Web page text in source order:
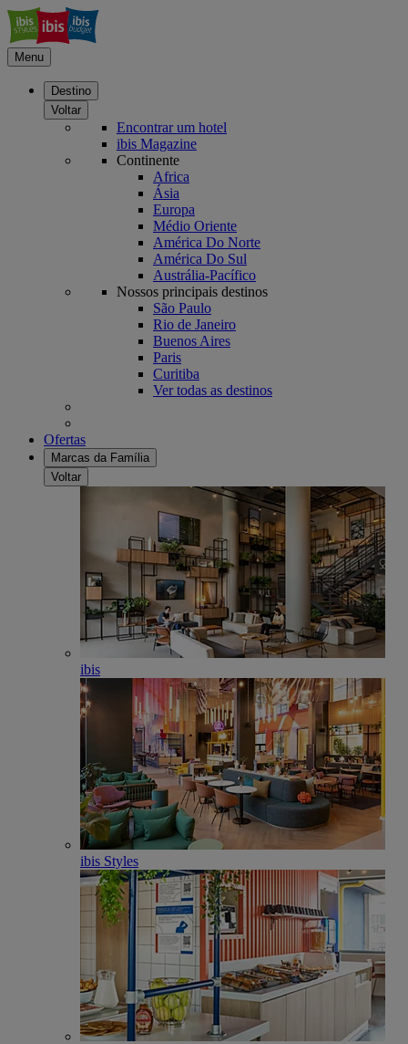
Menu
Destino
Voltar
Encontrar um hotel
ibis Magazine
Continente
Africa
Ásia
Europa
Médio Oriente
América Do Norte
América Do Sul
Austrália-Pacífico
Nossos principais destinos
São Paulo
Rio de Janeiro
Buenos Aires
Paris
Curitiba
Ver todas as destinos
Ofertas
Marcas da Família
Voltar
ibis
ibis Styles